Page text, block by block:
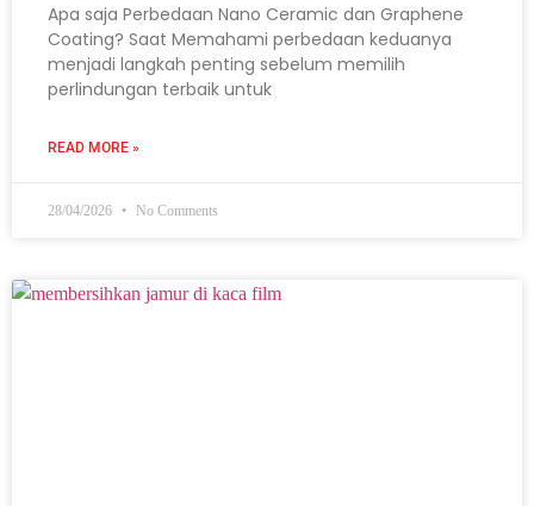
Apa saja Perbedaan Nano Ceramic dan Graphene
Coating? Saat Memahami perbedaan keduanya
menjadi langkah penting sebelum memilih
perlindungan terbaik untuk
READ MORE »
28/04/2026 No Comments